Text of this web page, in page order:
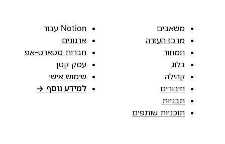
משאבים
מרכז העזרה
תמחור
בלוג
קהילה
חיבורים
תבניות
תוכניות שותפים
Notion עבור
ארגונים
חברות סטארט-אפ
עסק קטן
שימוש אישי
למידע נוסף →